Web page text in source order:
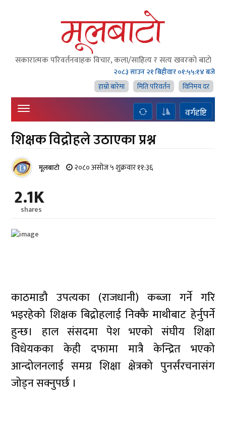
सकारात्मक परिवर्तनवाहक विचार, कला/साहित्य र सत्य खवरको बाटाे
२०८३ साउन २१ बिहीवार०१:५५:१५ बजे
हाम्राे बारेमा
मिति परिवर्तन विनिमय दर
वर्गदृष्टि
शिक्षक विद्राेहले उठाएका प्रश्न
मूलबाटाे २०८० असोज ५ शुक्रवार ११:३६
2.1K
shares
काठमाडौ उपत्यका (राजधानी) कब्जा गर्ने गरि
भइरहेको शिक्षक बिद्रोहलाई निक्कै माथीबाट हेर्नुपर्ने
हुन्छ। हाल संसदमा पेश भएको संघीय शिक्षा
विधेयकका केही दफामा मात्रै केन्द्रित भएको
आन्दोलनलाई समग्र शिक्षा क्षेत्रको पुनर्संरचनासंग
जोड्न सक्नुपर्छ ।